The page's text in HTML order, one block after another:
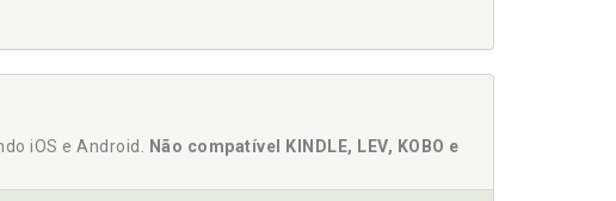
iOS e Android.
Não compatível KINDLE, LEV, KOBO e